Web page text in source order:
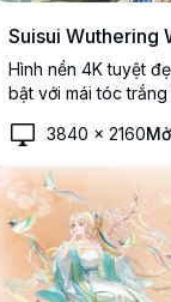
Suisui Wuthering
Hình nền 4K tuyệt
bật với mái tóc
độ phân giải cao với
3840 × 2160Mở